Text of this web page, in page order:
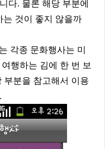
다. 물론 해당 부분에
는 것이 좋지 않을까
각종 문화행사는 미
행하는 김에 한 번 보
부분을 참고해서 이용